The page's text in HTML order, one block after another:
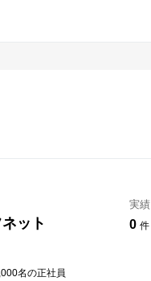
ット
実績
0 件
名の正社員